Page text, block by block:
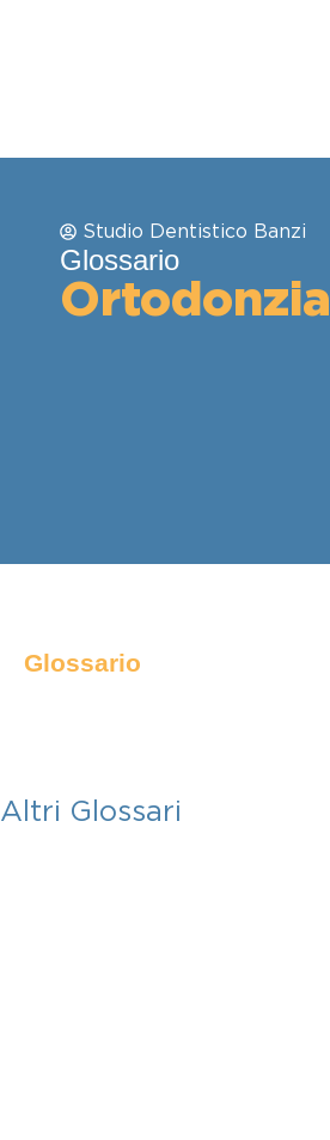
Studio Dentistico Banzi
Glossario
Ortodonzia
Glossario
Altri Glossari